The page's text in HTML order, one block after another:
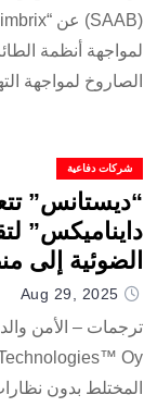
لمواجهة أنظمة
الصاروخ لمواجهة
شركات دفاعية
“ديستانس”
دايناميكس”
الضوئية إلى
Aug 29, 2025
المختلط بدون